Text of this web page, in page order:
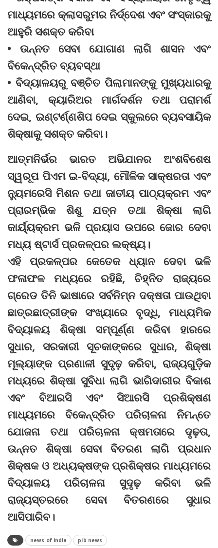
ମାଧ୍ୟମରେ କ୍ଲାସରୁମର ନିର୍ଦ୍ଦେଶ ଏବଂ ସଂସ୍କାରକୁ
ଆହୁରି ସଶକ୍ତ କରିବା
• ଉନ୍ନତ ସେବା ଯୋଗାଣ ଲାଗି ଶାସନ ଏବଂ
ବିକେନ୍ଦ୍ରିତ ବ୍ୟବସ୍ଥା
• ବିଦ୍ୟାଳୟରୁ ବଞ୍ଚିତ ପିଲାମାନଙ୍କୁ ମୁଖ୍ୟଧାରକୁ
ଆଣିବା, କ୍ୟାରିଅର ମାର୍ଗଦର୍ଶନ ତଥା ପରାମର୍ଶ
ଦେଇ, ଇଣ୍ଟର୍ଣ୍ଣଶିପ ଦେଇ ସ୍କୁଲରେ ବ୍ୟବସାୟିକ
ଶିକ୍ଷାକୁ ସଶକ୍ତ କରିବା।
ଆତ୍ମନିର୍ଭର ଭାରତ ଅଭିଯାନର ଅଂଶବିଶେଷ
ସ୍ୱରୂପ ପିଏମ ଇ-ବିଦ୍ୟା, ମୌଳିକ ସାକ୍ଷରତା ଏବଂ
ନ୍ୟୁମରେସି ମିଶନ ତଥା ଜାତୀୟ ପାଠ୍ୟକ୍ରମ ଏବଂ
ପ୍ରାରମ୍ଭିକ ଶିଶୁ ଯତ୍ନ ତଥା ଶିକ୍ଷା ଲାଗି
କାର୍ୟ୍ୟକ୍ରମ ଭଳି ପ୍ରୟାସ ଉପରେ ଜୋର ଦେବା
ମଧ୍ୟ ଷ୍ଟାର୍ସ ପ୍ରକଳ୍ପର ଲକ୍ଷ୍ୟ।
ଏହି ପ୍ରକଳ୍ପର କେତେକ ଧ୍ୟାନ ଦେବା ଭଳି
ଫଳାଫଳ ମଧ୍ୟରେ ରହିଛି, ଚିହ୍ନିତ ରାଜ୍ୟରେ
ଗ୍ରେଡ ତିନି ଭାଷାରେ ସର୍ବନିମ୍ନ ଦକ୍ଷତା ପାଉଥିବା
ଛାତ୍ରଛାତ୍ରୀଙ୍କ ସଂଖ୍ୟାରେ ବୃଦ୍ଧି, ମାଧ୍ୟମିକ
ବିଦ୍ୟାଳୟ ଶିକ୍ଷା ସମ୍ପୂର୍ଣ୍ଣ କରିବା ହାରରେ
ସୁଧାର, ସରକାରୀ ସୂଚକାଙ୍କରେ ସୁଧାର, ଶିକ୍ଷା
ମୂଲ୍ୟାଙ୍କ ପ୍ରଣାଳୀ ସୁଦୃଢ଼ କରିବା, ରାଜ୍ୟଗୁଡ଼ିକ
ମଧ୍ୟରେ ଶିକ୍ଷା ସୁବିଧା ଲାଗି ଭାଗିଦାରୀର ବିକାଶ
ଏବଂ ବିଆରସି ଏବଂ ସିଆରସି ପ୍ରଶିକ୍ଷଣ
ମାଧ୍ୟମରେ ବିକେନ୍ଦ୍ରିତ ପରିଚାଳନା ନିମନ୍ତେ
ଯୋଜନା ତଥା ପରିଚାଳନା କ୍ଷମତାରେ ଦୃଢ଼ତା,
ଉନ୍ନତ ଶିକ୍ଷା ସେବା ବିତରଣ ଲାଗି ପ୍ରଧାନ
ଶିକ୍ଷକ ଓ ଅଧ୍ୟକ୍ଷଙ୍କ ପ୍ରଶିକ୍ଷର ମାଧ୍ୟମରେ
ବିଦ୍ୟାଳୟ ପରିଚାଳନା ସୁଦୃଢ଼ କରିବା ଭଳି
ରାଜ୍ୟସ୍ତରରେ ସେବା ବିତରଣରେ ସୁଧାର
ଆସିପାରିବ।
news of india pib news